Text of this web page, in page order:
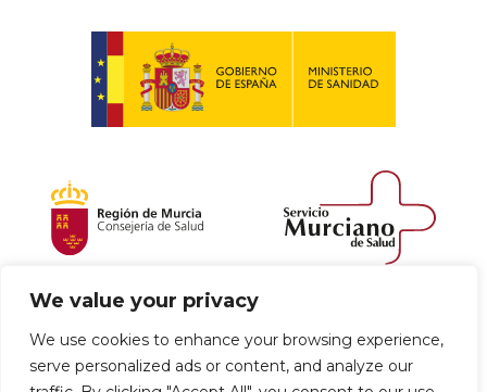
We value your privacy
We use cookies to enhance your browsing experience,
serve personalized ads or content, and analyze our
Política de envío y devoluciones
Política de privacidad Uso de cookies